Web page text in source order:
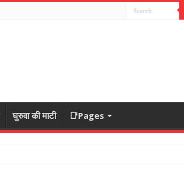
घुरुवा की माटी 📑Pages